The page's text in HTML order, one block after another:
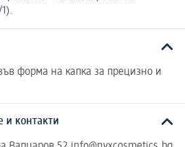
форма на капка за прецизно и
и контакти